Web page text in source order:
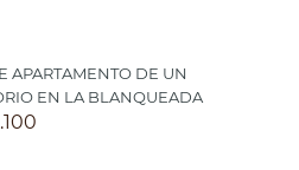
APARTAMENTO DE UN
EN LA BLANQUEADA